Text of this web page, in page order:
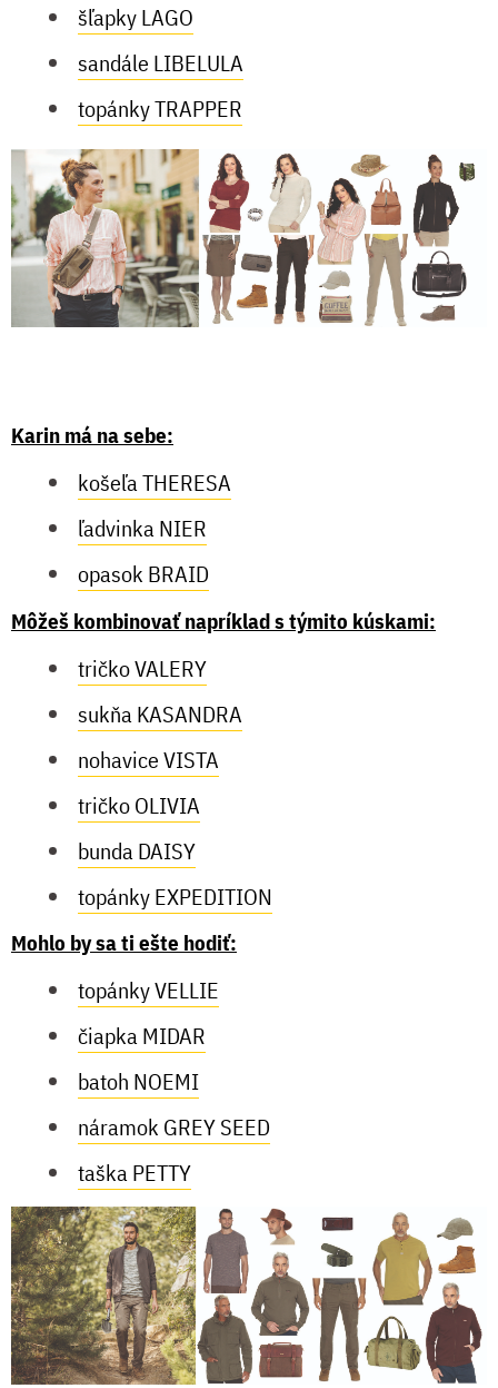
šľapky LAGO
sandále LIBELULA
topánky TRAPPER
Karin má na sebe:
košeľa THERESA
ľadvinka NIER
opasok BRAID
Môžeš kombinovať napríklad s týmito kúskami:
tričko VALERY
sukňa KASANDRA
nohavice VISTA
tričko OLIVIA
bunda DAISY
topánky EXPEDITION
Mohlo by sa ti ešte hodiť:
topánky VELLIE
čiapka MIDAR
batoh NOEMI
náramok GREY SEED
taška PETTY